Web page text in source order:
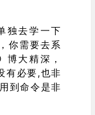
独去学一下
你需要去系
大精深，
有必要,也非
到命令是非